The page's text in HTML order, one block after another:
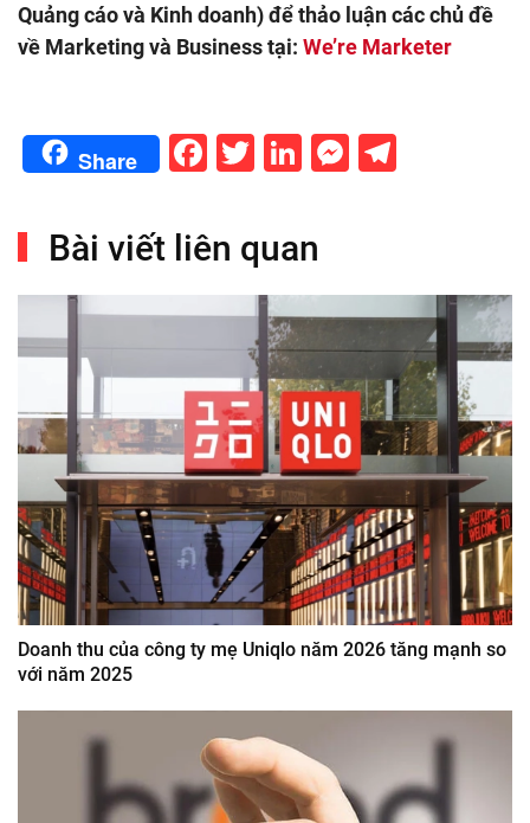
Quảng cáo và Kinh doanh) để thảo luận các chủ đề
về Marketing và Business tại: We’re Marketer
Share Facebook
Twitter
LinkedIn
Bài viết liên quan
Doanh thu của công ty mẹ Uniqlo năm 2026 tăng mạnh so
với năm 2025